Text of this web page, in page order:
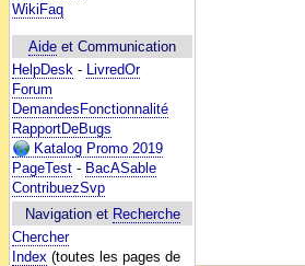
WikiFaq
Aide et Communication
HelpDesk - LivredOr
Forum
DemandesFonctionnalité
RapportDeBugs
Katalog Promo 2019
PageTest - BacASable
ContribuezSvp
Navigation et Recherche
Chercher
Index (toutes les pages de